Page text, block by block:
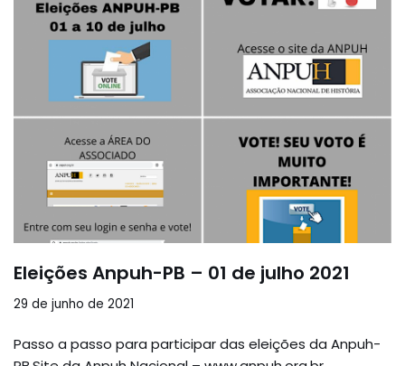
Eleições Anpuh-PB – 01 de julho 2021
29 de junho de 2021
Passo a passo para participar das eleições da Anpuh-